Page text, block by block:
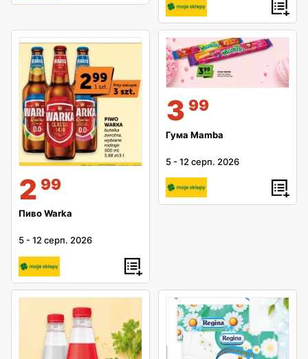
2 99
Пиво Warka
5 -12 серп. 2026
3 99
Гума Mamba
5 -12 серп. 2026